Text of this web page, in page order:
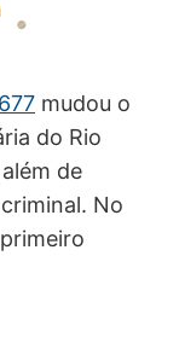
mudou o
do Rio
de
No